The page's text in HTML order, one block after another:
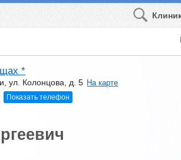
*
ул. Колонцова, д. 5 На карте
Показать телефон